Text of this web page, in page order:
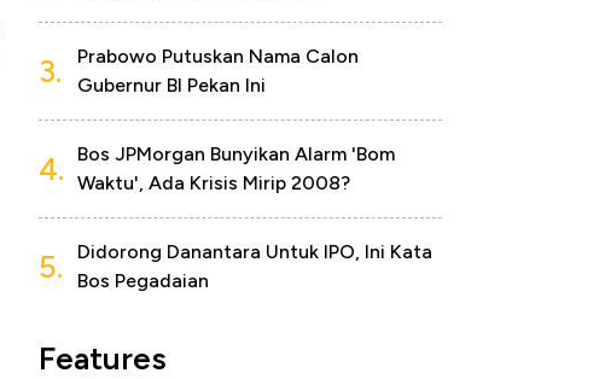
3.
Prabowo Putuskan Nama Calon
Gubernur BI Pekan Ini
4.
Bos JPMorgan Bunyikan Alarm 'Bom
Waktu', Ada Krisis Mirip 2008?
5.
Didorong Danantara Untuk IPO, Ini Kata
Bos Pegadaian
Features